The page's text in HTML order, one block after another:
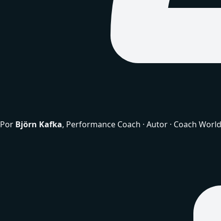
Por Björn Kafka, Performance Coach · Autor · Coach